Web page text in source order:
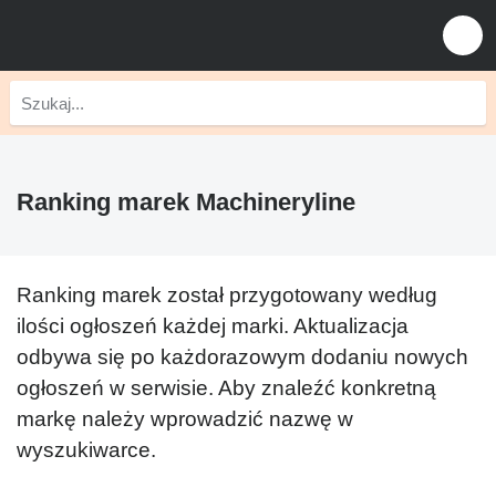
Ranking marek Machineryline
Ranking marek został przygotowany według
ilości ogłoszeń każdej marki. Aktualizacja
odbywa się po każdorazowym dodaniu nowych
ogłoszeń w serwisie. Aby znaleźć konkretną
markę należy wprowadzić nazwę w
wyszukiwarce.